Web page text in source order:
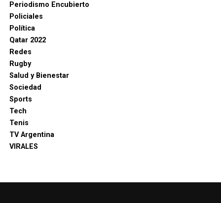
Periodismo Encubierto
Policiales
Política
Qatar 2022
Redes
Rugby
Salud y Bienestar
Sociedad
Sports
Tech
Tenis
TV Argentina
VIRALES